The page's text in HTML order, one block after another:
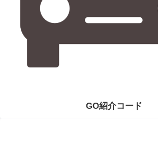
GO紹介コード